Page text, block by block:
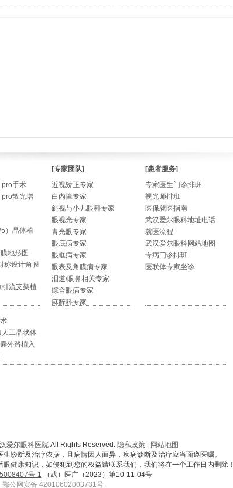
pro手术
pro散光增
）晶体植
地形图
称设计角膜
流支架植
工晶状体
外路植入
[专家团队]
近视矫正专家
白内障专家
斜视与小儿眼科专家
眼视光专家
青光眼专家
眼底病专家
眼眶病专家
眼表及角膜病专家
泪道/眼鼻相关专家
综合眼病专家
麻醉科专家
[患者服务]
专家医生门诊排班
视光师排班
医保就医指南
武汉爱尔眼科地址电话
就医流程
武汉爱尔眼科网站地图
专病门诊排班
医联体专家坐诊
爱尔眼科医院 All Rights Reserved. 隐私政策
网站地图
诊断及治疗依据，且病情因人而异，疾病诊断及治疗应当面遵医嘱。
健康知识，如侵犯到您的权益请联系我们，我们将在一个工作日内删除！
号-1 （武）医广（2023）第10-11-04号
鄂公网安备 42010602003731号